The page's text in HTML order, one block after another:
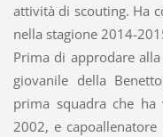
attività di scouting. Ha
nella stagione 2014-
Prima di approdare
giovanile della
prima squadra che ha
2002, e